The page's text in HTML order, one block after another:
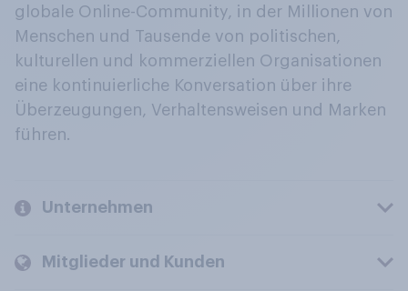
globale Online-Community, in der Millionen von
Menschen und Tausende von politischen,
kulturellen und kommerziellen Organisationen
eine kontinuierliche Konversation über ihre
Überzeugungen, Verhaltensweisen und Marken
führen.
Unternehmen
Mitglieder und Kunden